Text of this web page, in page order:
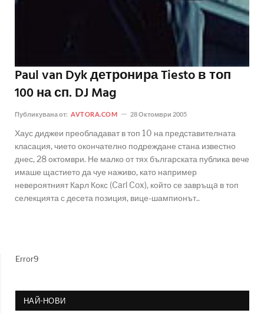
Paul van Dyk детронира Tiesto в топ
100 на сп. DJ Mag
Публикувана от: AVTORA.COM 28 Октомври 2005
Хаус диджеи преобладават в топ 10 на представителната
класация, чието окончателно подреждане стана известно
днес, 28 октомври. Не малко от тях българската публика вече
имаше щастието да чуе наживо, като например
невероятният Карл Кокс (Carl Cox), който се завръщa в топ
селекцията с десета позиция, вице-шампионът..
Error9
НАЙ-НОВИ